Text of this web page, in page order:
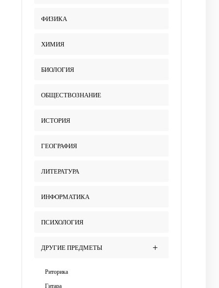
ФИЗИКА
ХИМИЯ
БИОЛОГИЯ
ОБЩЕСТВОЗНАНИЕ
ИСТОРИЯ
ГЕОГРАФИЯ
ЛИТЕРАТУРА
ИНФОРМАТИКА
ПСИХОЛОГИЯ
ДРУГИЕ ПРЕДМЕТЫ
Риторика
Гитара